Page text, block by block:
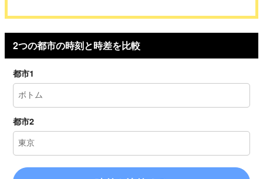
2つの都市の時刻と時差を比較
都市1
都市2